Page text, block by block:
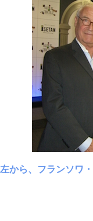
左から、フランソワ